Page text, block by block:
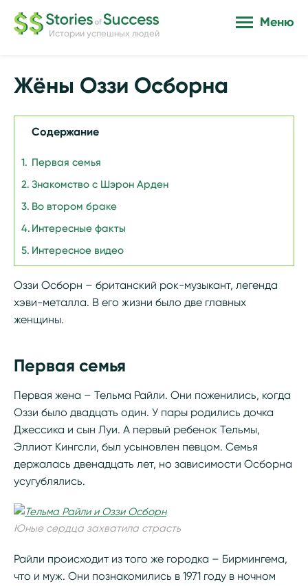
Истории успешных людей
Меню
Жёны Оззи Осборна
Содержание
Первая семья
Знакомство с Шэрон Арден
Во втором браке
Интересные факты
Интересное видео
Оззи Осборн – британский рок-музыкант, легенда
хэви-металла. В его жизни было две главных
женщины.
Первая семья
Первая жена – Тельма Райли. Они поженились, когда
Оззи было двадцать один. У пары родились дочка
Джессика и сын Луи. А первый ребенок Тельмы,
Эллиот Кингсли, был усыновлен певцом. Семья
держалась двенадцать лет, но зависимости Осборна
усугублялись.
Юные сердца захватила страсть
Райли происходит из того же городка – Бирмингема,
что и муж. Они познакомились в 1971 году в ночном